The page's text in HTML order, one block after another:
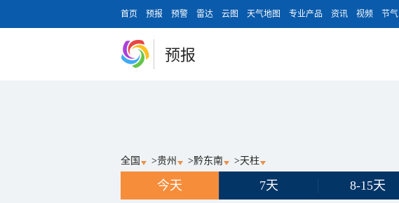
首页 预报 预警 雷达 云图 天气地图 专业产品 资讯 视频 节气
预报
全国 >贵州 >黔东南 >天柱
今天 7天 8-15天